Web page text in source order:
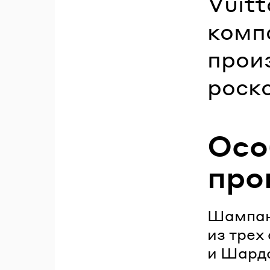
из
и